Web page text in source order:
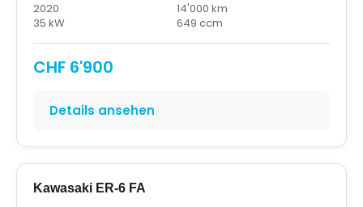
2020
14'000 km
35 kW
649 ccm
CHF 6'900
Details ansehen
Kawasaki ER-6 FA